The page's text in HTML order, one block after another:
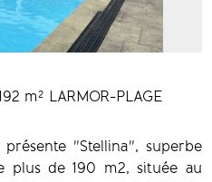
m² LARMOR-PLAGE
"Stellina", superbe
plus de 190 m2, située au